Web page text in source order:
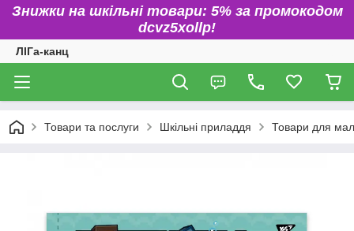
Знижки на шкільні товари: 5% за промокодом
dcvz5xollp!
ЛІГа-канц
Товари та послуги Шкільні приладдя Товари для